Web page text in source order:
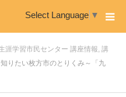
Select Language ▼
涯学習市民センター 講座情報, 講
りたい枚方市のとりくみ～「九